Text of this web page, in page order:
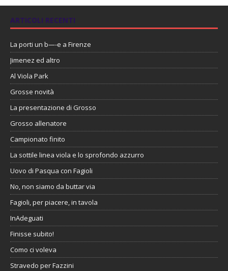
ARTICOLI RECENTI
La porti un b—-e a Firenze
Jimenez ed altro
Al Viola Park
Grosse novità
La presentazione di Grosso
Grosso allenatore
Campionato finito
La sottile linea viola e lo sprofondo azzurro
Uovo di Pasqua con Fagioli
No, non siamo da buttar via
Fagioli, per piacere, in tavola
InAdeguati
Finisse subito!
Como ci voleva
Stravedo per Fazzini